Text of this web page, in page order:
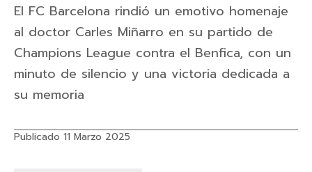
El FC Barcelona rindió un emotivo homenaje
al doctor Carles Miñarro en su partido de
Champions League contra el Benfica, con un
minuto de silencio y una victoria dedicada a
su memoria
Publicado 11 Marzo 2025